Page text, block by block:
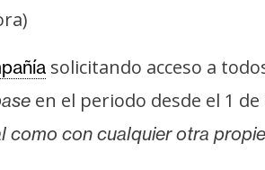
solicitando acceso a
en el periodo desde el 1
como con cualquier otra